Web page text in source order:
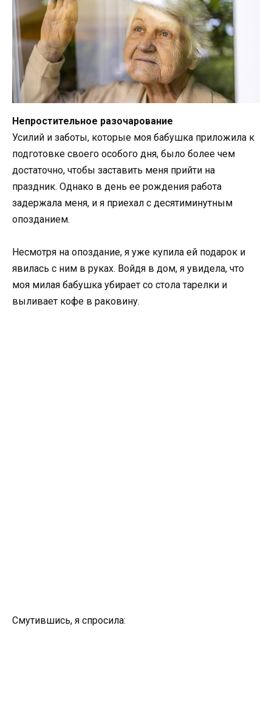
Непростительное разочарование
Усилий и заботы, которые моя бабушка приложила к
подготовке своего особого дня, было более чем
достаточно, чтобы заставить меня прийти на
праздник. Однако в день ее рождения работа
задержала меня, и я приехал с десятиминутным
опозданием.
Несмотря на опоздание, я уже купила ей подарок и
явилась с ним в руках. Войдя в дом, я увидела, что
моя милая бабушка убирает со стола тарелки и
выливает кофе в раковину.
Смутившись, я спросила: